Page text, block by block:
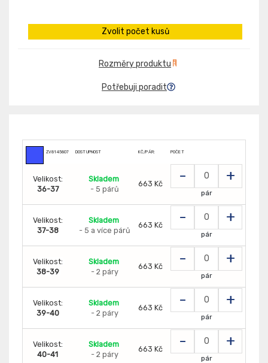
Zvolit počet kusů
Rozměry produktu
Potřebuji poradit
ZV8145807 DOSTUPNOST KČ/PÁR: POČET
Velikost:
36-37
Skladem
- 5 párů
663 Kč - +
pár
Velikost:
37-38
Skladem
- 5 a více párů
663 Kč - +
pár
Velikost:
38-39
Skladem
- 2 páry
663 Kč - +
pár
Velikost:
39-40
Skladem
- 2 páry
663 Kč - +
pár
Velikost:
40-41
Skladem
- 2 páry
663 Kč - +
pár